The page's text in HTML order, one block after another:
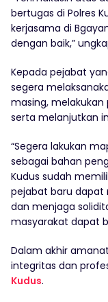
bertugas di Polres
kerjasama di
dengan baik,”
Kepada pejabat
segera
masing,
serta melanjutkan
“Segera lakukan
sebagai bahan
Kudus sudah
pejabat baru dapat
dan menjaga
masyarakat dapat
Dalam akhir
integritas dan
Kudus.